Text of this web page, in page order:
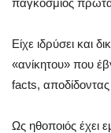
Είχε ιδρύσει και
«ανίκητου» που
facts,
Ως ηθοποιός έχει